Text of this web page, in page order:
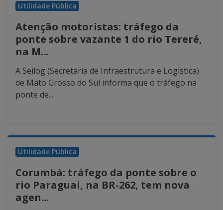
Utilidade Pública
Atenção motoristas: tráfego da
ponte sobre vazante 1 do rio Tereré,
na M...
A Seilog (Secretaria de Infraestrutura e Logística)
de Mato Grosso do Sul informa que o tráfego na
ponte de...
Utilidade Pública
Corumbá: tráfego da ponte sobre o
rio Paraguai, na BR-262, tem nova
agen...